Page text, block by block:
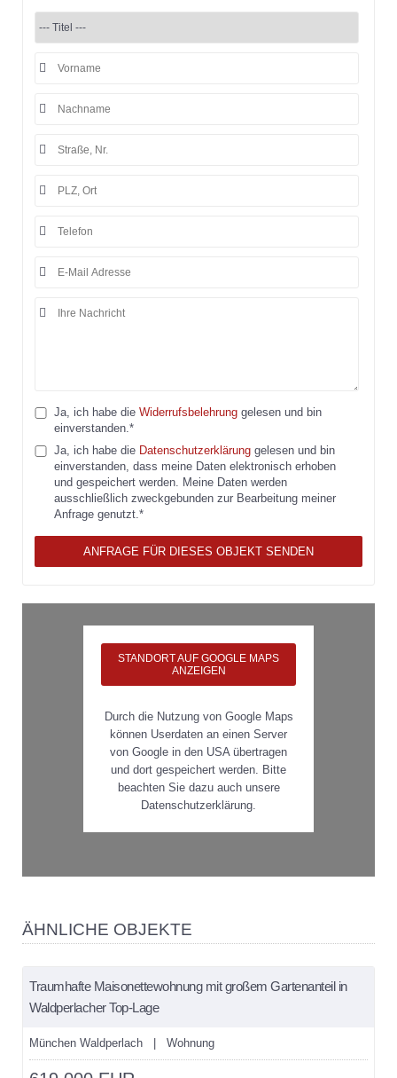
Ja, ich habe die Widerrufsbelehrung gelesen und bin
einverstanden.*
Ja, ich habe die Datenschutzerklärung gelesen und bin
einverstanden, dass meine Daten elektronisch erhoben
und gespeichert werden. Meine Daten werden
ausschließlich zweckgebunden zur Bearbeitung meiner
Anfrage genutzt.*
ANFRAGE FÜR DIESES OBJEKT SENDEN
STANDORT AUF GOOGLE MAPS
ANZEIGEN
Durch die Nutzung von Google Maps
können Userdaten an einen Server
von Google in den USA übertragen
und dort gespeichert werden. Bitte
beachten Sie dazu auch unsere
Datenschutzerklärung.
ÄHNLICHE OBJEKTE
merken
Traumhafte Maisonettewohnung mit großem Gartenanteil in
Waldperlacher Top-Lage
München Waldperlach | Wohnung